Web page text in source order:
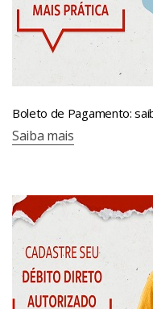
Boleto de Pagamento:
Saiba mais